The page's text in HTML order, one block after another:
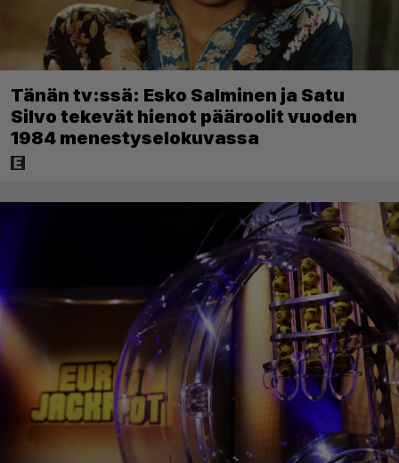
Tänän tv:ssä: Esko Salminen ja Satu
Silvo tekevät hienot pääroolit vuoden
1984 menestyselokuvassa